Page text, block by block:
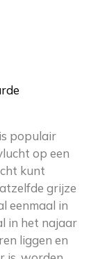
populair
op een
kunt
grijze
eenmaal in
in het najaar
liggen en